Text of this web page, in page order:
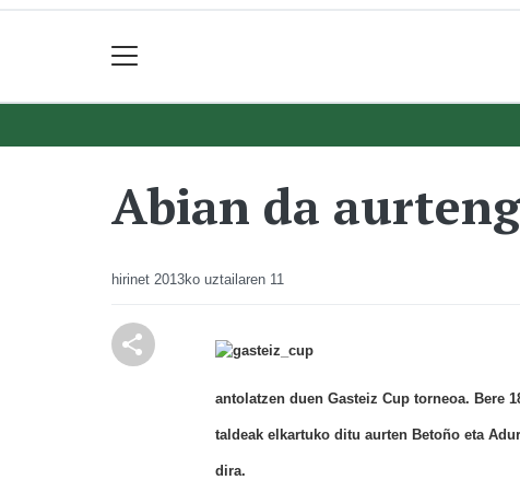
Abian da
hirinet 2013ko uztailaren 11
antolatzen duen Gasteiz Cup torneoa. Bere
taldeak elkartuko ditu aurten Betoño eta
dira.